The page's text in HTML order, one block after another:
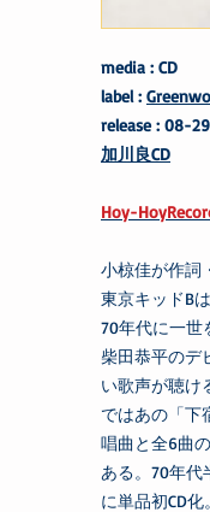
media : CD
label :
release : 08-
加川良CD
Hoy-
小椋佳が作詞
東京キッドB
70年代に一世
柴田恭平のデ
い歌声が聴け
ではあの「下
唱曲と全6曲
ある。70年代
に単品初CD化。